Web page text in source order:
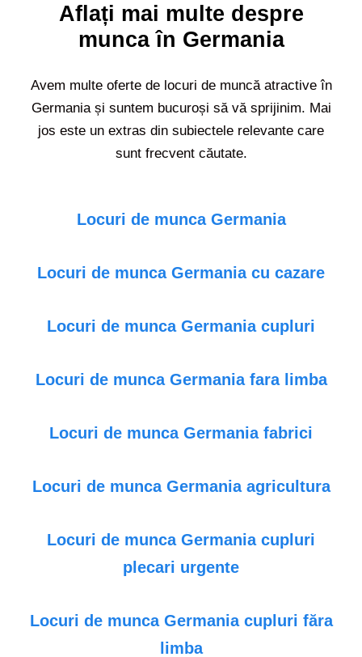
Aflați mai multe despre
munca în Germania
Avem multe oferte de locuri de muncă atractive în
Germania și suntem bucuroși să vă sprijinim. Mai
jos este un extras din subiectele relevante care
sunt frecvent căutate.
Locuri de munca Germania
Locuri de munca Germania cu cazare
Locuri de munca Germania cupluri
Locuri de munca Germania fara limba
Locuri de munca Germania fabrici
Locuri de munca Germania agricultura
Locuri de munca Germania cupluri
plecari urgente
Locuri de munca Germania cupluri făra
limba